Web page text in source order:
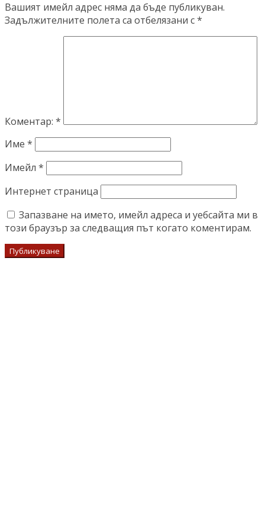
Вашият имейл адрес няма да бъде публикуван.
Задължителните полета са отбелязани с*
Коментар: *
Име *
Имейл *
Интернет страница
Запазване на името, имейл адреса и уебсайта ми в
този браузър за следващия път когато коментирам.